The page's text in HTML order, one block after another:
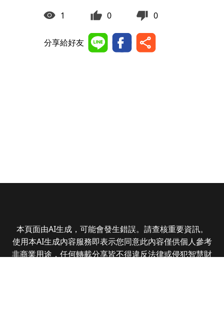
1 0 0
分享給好友
本頁面由AI生成，可能會發生錯誤。請查核重要資訊。
使用本AI生成內容服務即表示您同意此內容僅供個人參考
非商業用途，任何轉載分享皆不得違反法律或侵犯智慧財